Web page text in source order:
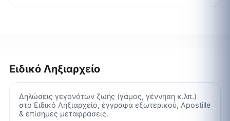
Ειδικό Ληξιαρχείο
Δηλώσεις γεγονότων ζωής (γάμος, γέννηση κ.λπ.)
στο Ειδικό Ληξιαρχείο, έγγραφα εξωτερικού, Apostille
& επίσημες μεταφράσεις.